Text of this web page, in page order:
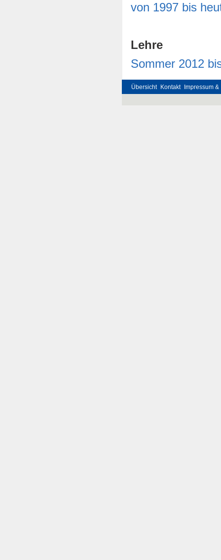
von 1997 bis
Lehre
Sommer 2012
Übersicht Kontakt Impressum